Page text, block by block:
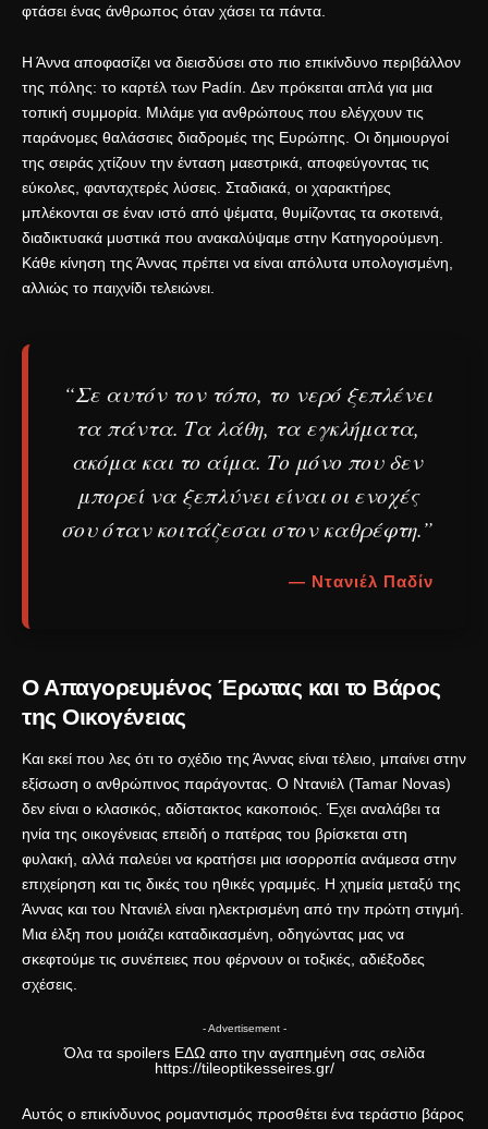
φτάσει ένας άνθρωπος όταν χάσει τα πάντα.
Η Άννα αποφασίζει να διεισδύσει στο πιο επικίνδυνο περιβάλλον
της πόλης: το καρτέλ των Padín. Δεν πρόκειται απλά για μια
τοπική συμμορία. Μιλάμε για ανθρώπους που ελέγχουν τις
παράνομες θαλάσσιες διαδρομές της Ευρώπης . Οι δημιουργοί
της σειράς χτίζουν την ένταση μαεστρικά, αποφεύγοντας τις
εύκολες, φανταχτερές λύσεις. Σταδιακά, οι χαρακτήρες
μπλέκονται σε έναν ιστό από ψέματα, θυμίζοντας τα σκοτεινά,
διαδικτυακά μυστικά που ανακαλύψαμε στην Κατηγορούμενη
Κάθε κίνηση της Άννας πρέπει να είναι απόλυτα υπολογισμένη,
αλλιώς το παιχνίδι τελειώνει.
“Σε αυτόν τον τόπο, το νερό ξεπλένει
τα πάντα. Τα λάθη, τα εγκλήματα,
ακόμα και το αίμα. Το μόνο που δεν
μπορεί να ξεπλύνει είναι οι ενοχές
σου όταν κοιτάζεσαι στον καθρέφτη.”
— Ντανιέλ Παδίν
Ο Απαγορευμένος Έρωτας και το Βάρος
της Οικογένειας
Και εκεί που λες ότι το σχέδιο της Άννας είναι τέλειο, μπαίνει στην
εξίσωση ο ανθρώπινος παράγοντας. Ο Ντανιέλ (Tamar Novas)
δεν είναι ο κλασικός, αδίστακτος κακοποιός. Έχει αναλάβει τα
ηνία της οικογένειας επειδή ο πατέρας του βρίσκεται στη
φυλακή, αλλά παλεύει να κρατήσει μια ισορροπία ανάμεσα στην
επιχείρηση και τις δικές του ηθικές γραμμές. Η χημεία μεταξύ της
Άννας και του Ντανιέλ είναι ηλεκτρισμένη από την πρώτη στιγμή.
Μια έλξη που μοιάζει καταδικασμένη, οδηγώντας μας να
σκεφτούμε τις συνέπειες που φέρνουν οι τοξικές, αδιέξοδες
σχέσεις
- Advertisement -
Όλα τα spoilers ΕΔΩαπο την αγαπημένη σας σελίδα
https://tileoptikesseires.gr/
Αυτός ο επικίνδυνος ρομαντισμός προσθέτει ένα τεράστιο βάρος